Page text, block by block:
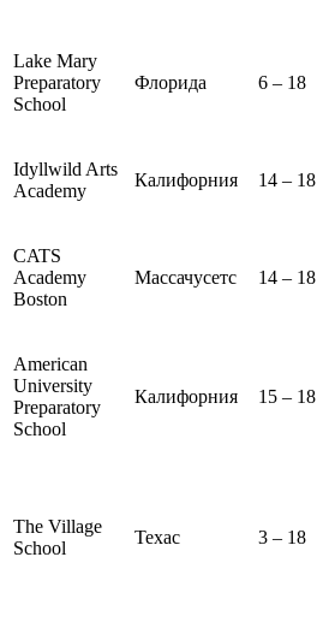
Lake Mary
Preparatory
School
Флорида 6 – 18
Idyllwild Arts
Academy
Калифорния 14 – 18
CATS
Academy
Boston
Массачусетс 14 – 18
American
University
Preparatory
School
Калифорния 15 – 18
The Village
School
Техас 3 – 18